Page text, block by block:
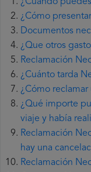
¿Cuándo
¿Cómo
Documentos
¿Que otros
Reclamación
¿Cuánto tarda
¿Cómo reclamar
¿Qué importe
viaje y había
Reclamación
hay una
Reclamación